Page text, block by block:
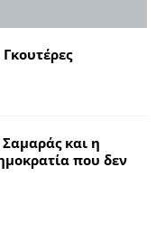
και η
που δεν